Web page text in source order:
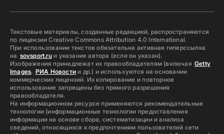
Текстовые материалы, созданные редакцией, распространяются
по лицензии Creative Commons Attribution 4.0 International.
При использовании текстов обязательна активная гиперссылка
на sovsport.ruи указание автора (если он указан).
Изображения принадлежат их правообладателям (включая Getty
Images, РИА Новостии др.) и используются на основании
коммерческих лицензий. Их копирование и повторное
использование запрещены без прямого разрешения
правообладателя.
На информационном ресурсе применяются рекомендательные
технологии (информационные технологии предоставления
информации на основе сбора, систематизации и анализа
сведений, относящихся к предпочтениям пользователей сети